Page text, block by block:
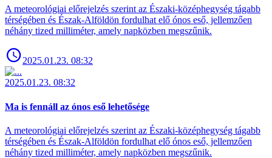
A meteorológiai előrejelzés szerint az Északi-középhegység tágabb
térségében és Észak-Alföldön fordulhat elő ónos eső, jellemzően
néhány tized milliméter, amely napközben megszűnik.
2025.01.23. 08:32
2025.01.23. 08:32
Ma is fennáll az ónos eső lehetősége
A meteorológiai előrejelzés szerint az Északi-középhegység tágabb
térségében és Észak-Alföldön fordulhat elő ónos eső, jellemzően
néhány tized milliméter, amely napközben megszűnik.